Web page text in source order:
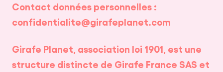
Contact données personnelles :
confidentialite@girafeplanet.com
Girafe Planet, association loi 1901, est une
structure distincte de Girafe France SAS et